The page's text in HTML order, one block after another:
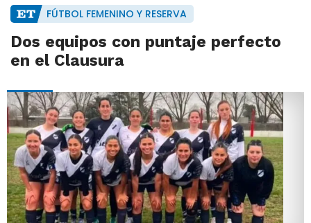
FÚTBOL FEMENINO Y RESERVA
Dos equipos con puntaje perfecto
en el Clausura